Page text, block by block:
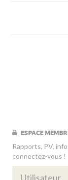
ESPACE
Rapports, PV,
connectez-vous !